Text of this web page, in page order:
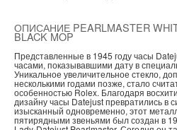
ОПИСАНИЕ PEARLMASTER
BLACK MOP
Представленные в 1945 году часы
часами, показывавшими дату в
Уникальное увеличительное стекло,
несколькими годами позже, стало
особенностью Rolex. Благодаря
дизайну часы Datejust превратились в
изысканный одновременно, этот
пятирядными звеньями был создан в